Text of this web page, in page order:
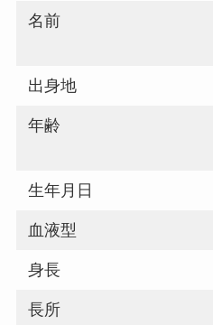
名前
出身地
年齢
生年月日
血液型
身長
長所